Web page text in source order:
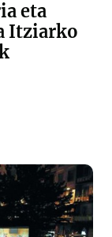
eta
Itziarko